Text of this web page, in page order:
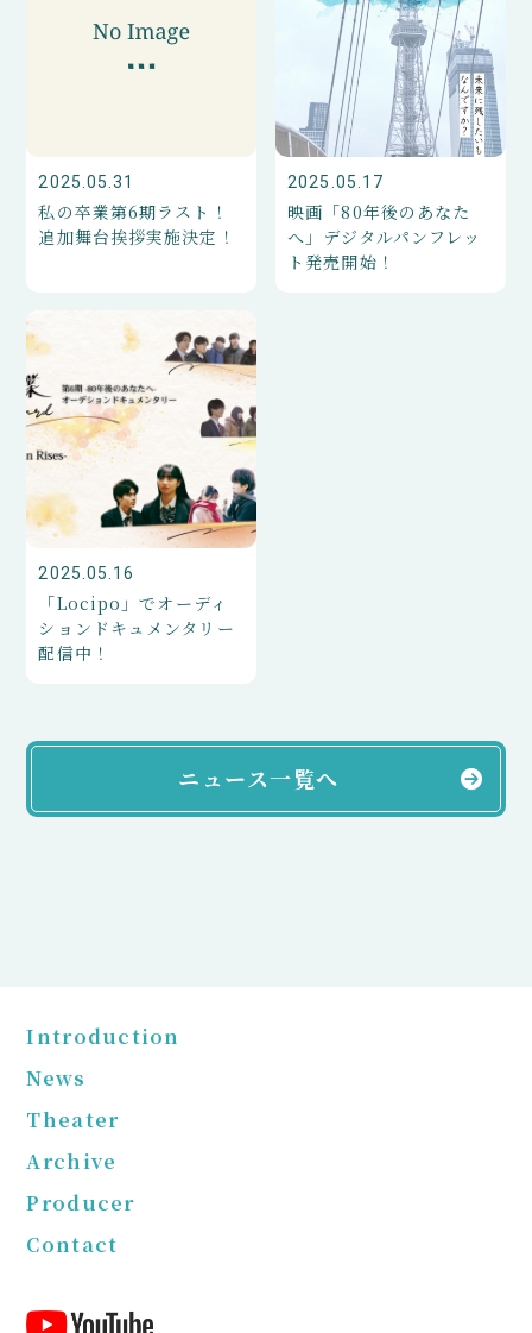
2025.05.31
私の卒業第6期ラスト！
追加舞台挨拶実施決定！
2025.05.17
映画「80年後のあなた
へ」デジタルパンフレッ
ト発売開始！
2025.05.16
「Locipo」でオーディ
ションドキュメンタリー
配信中！
ニュース一覧へ
Introduction
News
Theater
Archive
Producer
Contact